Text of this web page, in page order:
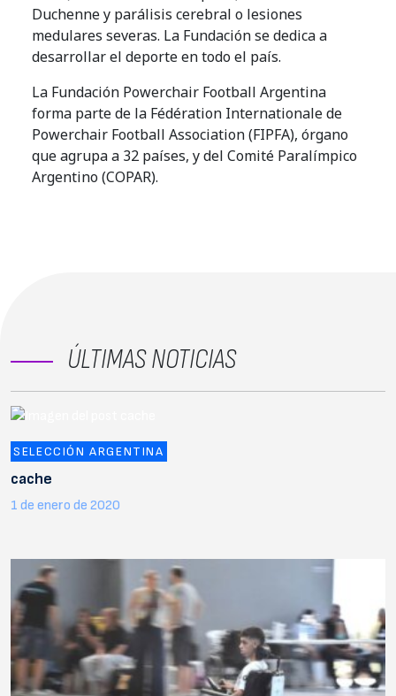
Duchenne y parálisis cerebral o lesiones
medulares severas. La Fundación se dedica a
desarrollar el deporte en todo el país.
La Fundación Powerchair Football Argentina
forma parte de la Fédération Internationale de
Powerchair Football Association (FIPFA), órgano
que agrupa a 32 países, y del Comité Paralímpico
Argentino (COPAR).
ÚLTIMAS NOTICIAS
SELECCIÓN ARGENTINA
cache
1 de enero de 2020